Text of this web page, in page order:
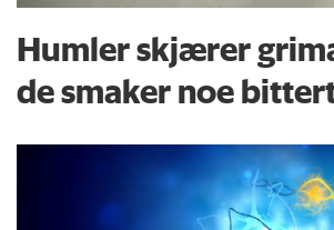
Humler skjærer
de smaker noe